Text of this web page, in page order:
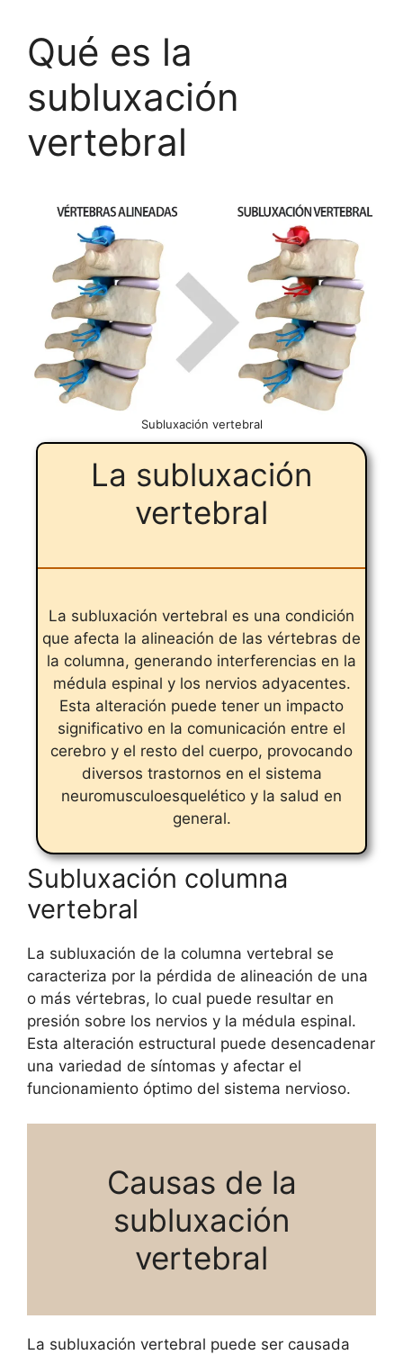
Qué es la
subluxación
vertebral
Subluxación vertebral
La subluxación
vertebral
La subluxación vertebral es una condición
que afecta la alineación de las vértebras de
la columna, generando interferencias en la
médula espinal y los nervios adyacentes.
Esta alteración puede tener un impacto
significativo en la comunicación entre el
cerebro y el resto del cuerpo, provocando
diversos trastornos en el sistema
neuromusculoesquelético y la salud en
general.
Subluxación columna
vertebral
La subluxación de la columna vertebral se
caracteriza por la pérdida de alineación de una
o más vértebras, lo cual puede resultar en
presión sobre los nervios y la médula espinal.
Esta alteración estructural puede desencadenar
una variedad de síntomas y afectar el
funcionamiento óptimo del sistema nervioso.
Causas de la
subluxación
vertebral
La subluxación vertebral puede ser causada